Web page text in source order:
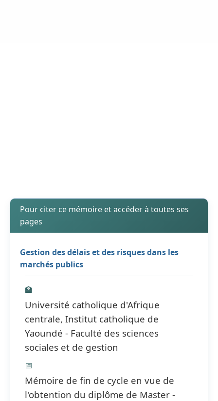
Pour citer ce mémoire et accéder à toutes ses
pages
Gestion des délais et des risques dans les
marchés publics
🏫
Université catholique d'Afrique
centrale, Institut catholique de
Yaoundé - Faculté des sciences
sociales et de gestion
📅
Mémoire de fin de cycle en vue de
l'obtention du diplôme de Master -